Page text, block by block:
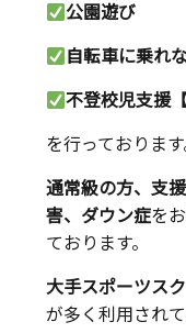
公園遊び
自転車に乗れ
不登校児支援
を行っております
通常級の方、支
害、ダウン症を
ております。
大手スポーツス
が多く利用されて